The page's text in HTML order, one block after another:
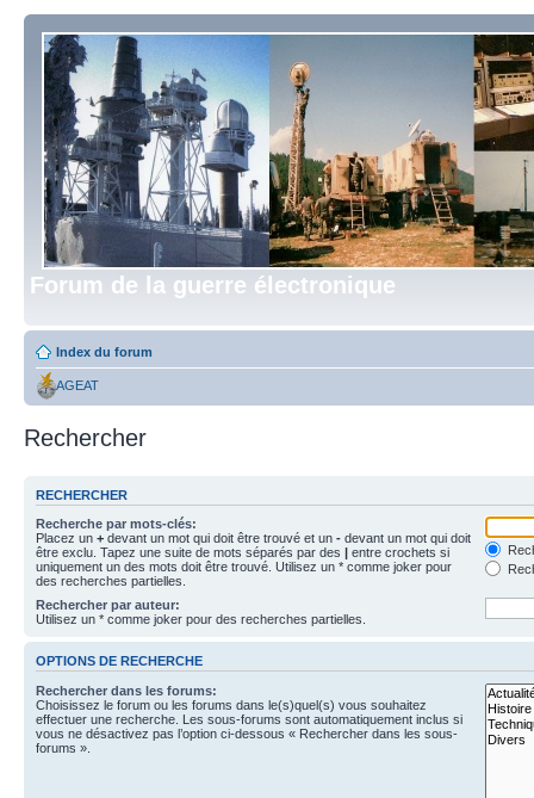
Forum de la guerre électronique
Index du forum
AGEAT
Rechercher
RECHERCHER
Recherche par mots-clés:
Placez un + devant un mot qui doit être trouvé et un - devant un mot qui doit
être exclu. Tapez une suite de mots séparés par des | entre crochets si
uniquement un des mots doit être trouvé. Utilisez un * comme joker pour
des recherches partielles.
Rechercher par auteur:
Utilisez un * comme joker pour des recherches partielles.
OPTIONS DE RECHERCHE
Rechercher dans les forums:
Choisissez le forum ou les forums dans le(s)quel(s) vous souhaitez
effectuer une recherche. Les sous-forums sont automatiquement inclus si
vous ne désactivez pas l’option ci-dessous « Rechercher dans les sous-
forums ».